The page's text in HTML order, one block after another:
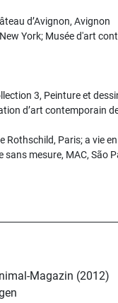
d’Avignon, Avignon
York; Musée d'art
3, Peinture et
d’art contemporain
Rothschild, Paris; a vie
sans mesure, MAC, São
Magazin (2012)